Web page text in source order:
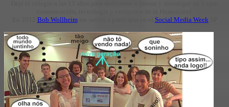
Bob Wollheim Social Media Week